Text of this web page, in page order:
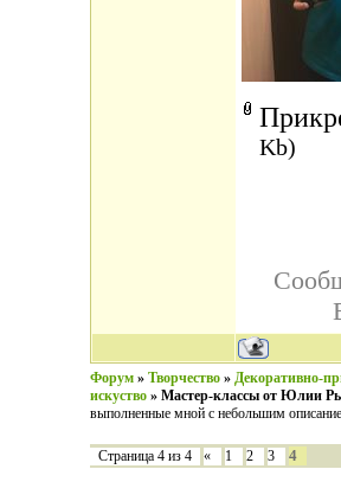
Kb)
Форум » Творчество » Декоративно-
искуство » Мастер-классы от Юлии
выполненные мной с небольшим
Страница 4 из 4 « 1 2 3 4